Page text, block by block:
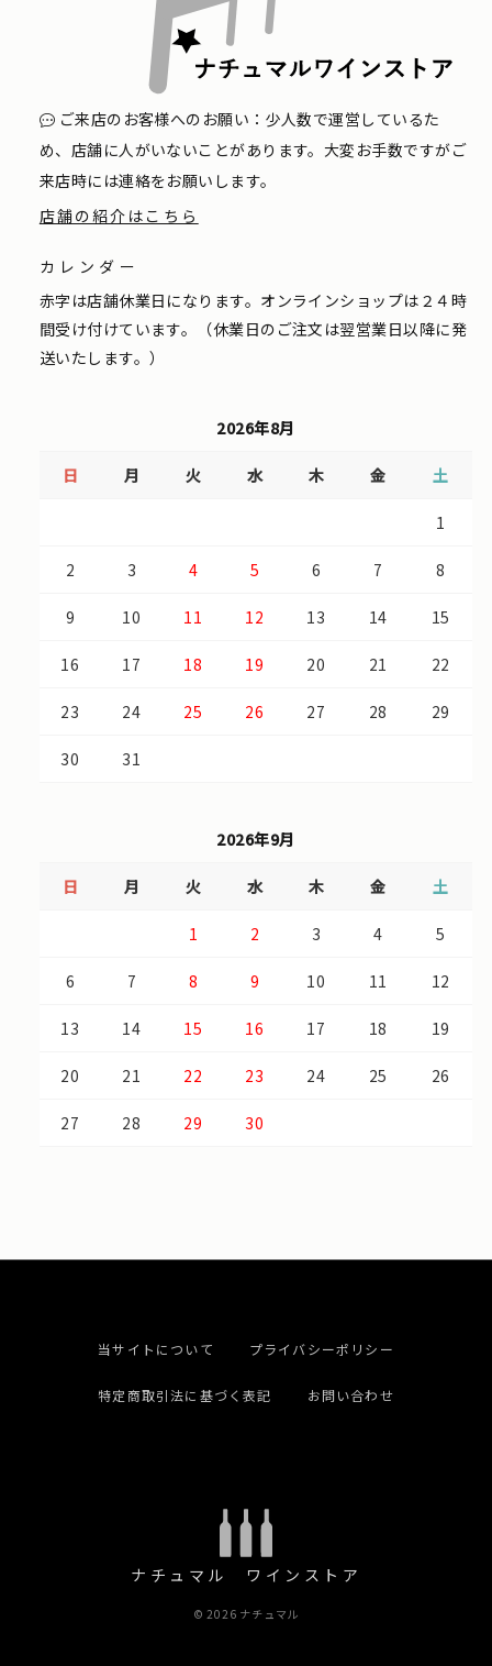
ご来店のお客様へのお願い：少人数で運営しているた
め、店舗に人がいないことがあります。大変お手数ですがご
来店時には連絡をお願いします。
店舗の紹介はこちら
カレンダー
赤字は店舗休業日になります。オンラインショップは２４時
間受け付けています。（休業日のご注文は翌営業日以降に発
送いたします。）
2026年8月
日 月 火 水 木 金 土
1
2 3 4 5 6 7 8
9 10 11 12 13 14 15
16 17 18 19 20 21 22
23 24 25 26 27 28 29
30 31
2026年9月
日 月 火 水 木 金 土
1 2 3 4 5
6 7 8 9 10 11 12
13 14 15 16 17 18 19
20 21 22 23 24 25 26
27 28 29 30
当サイトについて プライバシーポリシー
特定商取引法に基づく表記 お問い合わせ
ナチュマル ワインストア
© 2026 ナチュマル